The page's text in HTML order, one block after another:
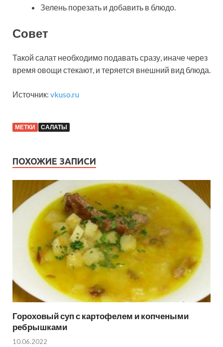
Зелень порезать и добавить в блюдо.
Совет
Такой салат необходимо подавать сразу, иначе через
время овощи стекают, и теряется внешний вид блюда.
Источник: vkuso.ru
МЕТКИ САЛАТЫ
ПОХОЖИЕ ЗАПИСИ
Гороховый суп с картофелем и копчеными
ребрышками
10.06.2022